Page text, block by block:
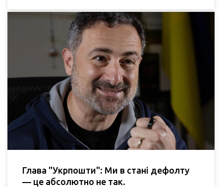
Глава "Укрпошти": Ми в стані дефолту
— це абсолютно не так.